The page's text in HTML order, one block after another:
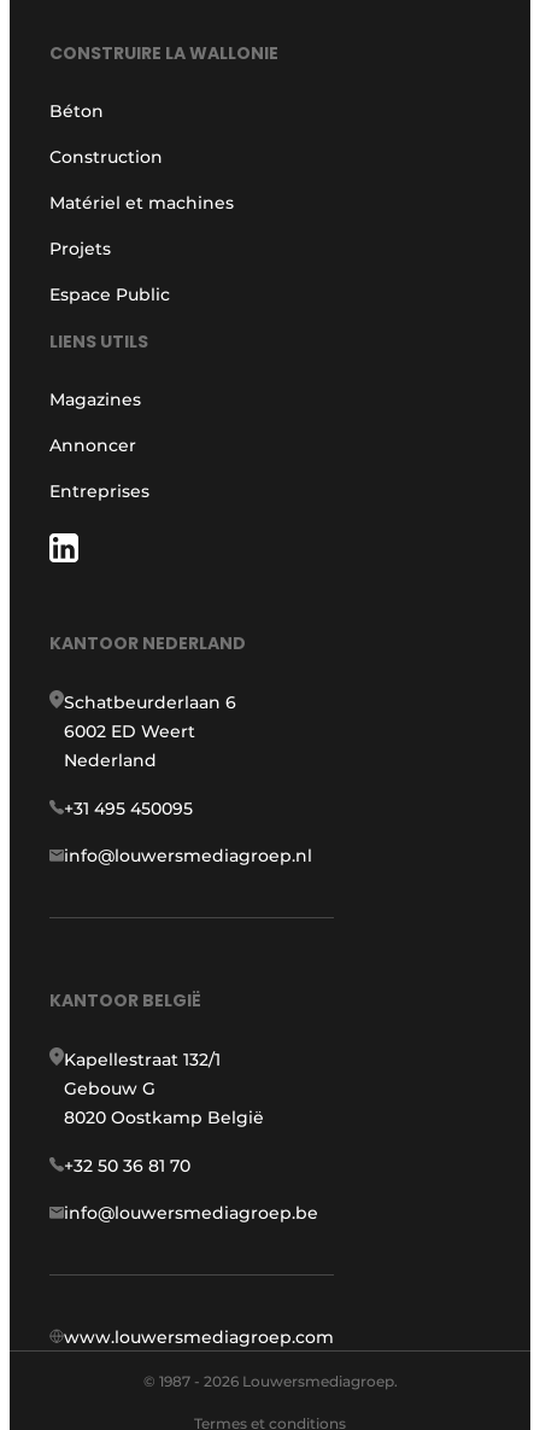
CONSTRUIRE LA WALLONIE
Béton
Construction
Matériel et machines
Projets
Espace Public
LIENS UTILS
Magazines
Annoncer
Entreprises
KANTOOR NEDERLAND
Schatbeurderlaan 6
6002 ED Weert
Nederland
+31 495 450095
info@louwersmediagroep.nl
KANTOOR BELGIË
Kapellestraat 132/1
Gebouw G
8020 Oostkamp België
+32 50 36 81 70
info@louwersmediagroep.be
www.louwersmediagroep.com
© 1987 - 2026 Louwersmediagroep.
Termes et conditions